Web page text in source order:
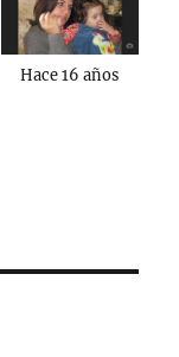
Hace 16 años